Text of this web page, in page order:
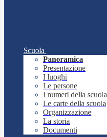
Scuola
Panoramica
Presentazione
I luoghi
Le persone
I numeri della scuola
Le carte della scuola
Organizzazione
La storia
Documenti